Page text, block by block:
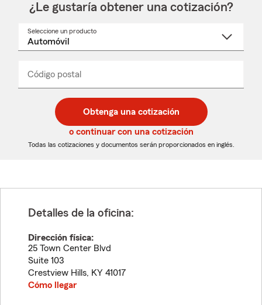
¿Le gustaría obtener una cotización?
Seleccione un producto
desplegable
Código postal
de
5
dígitos
de
5
dígitos
_____
Obtenga una cotización
o continuar con una cotización
Todas las cotizaciones y documentos serán proporcionados en inglés.
Detalles de la oficina:
Dirección física:
25 Town Center Blvd
Suite 103
Crestview Hills, KY 41017
Cómo llegar